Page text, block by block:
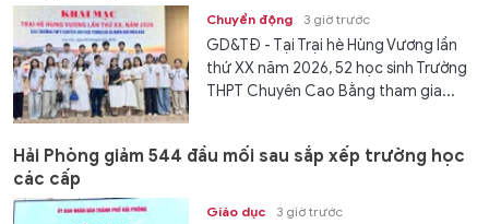
Chuyển động 3 giờ trước
GD&TĐ - Tại Trại hè Hùng Vương lần
thứ XX năm 2026, 52 học sinh Trường
THPT Chuyên Cao Bằng tham gia...
Hải Phòng giảm 544 đầu mối sau sắp xếp trường học
các cấp
Giáo dục 3 giờ trước